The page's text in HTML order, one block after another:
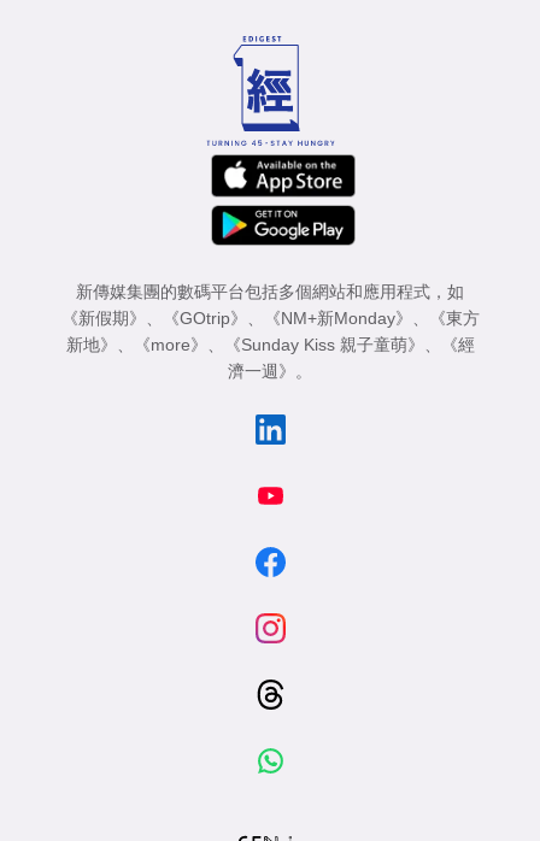
新傳媒集團的數碼平台包括多個網站和應用程式，如
《新假期》 、 《GOtrip》 、 《NM+新Monday》 、
《東方
新地》 、 《more》 、 《Sunday Kiss 親子童萌》 、
《經
濟一週》 。